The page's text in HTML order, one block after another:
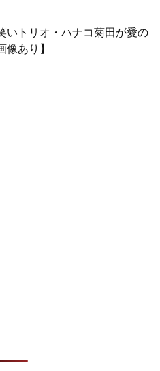
いトリオ・ハナコ菊田が愛の
像あり】